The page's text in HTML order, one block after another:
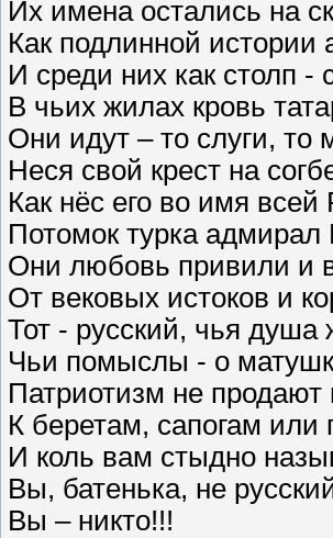
Их имена остались на
Как подлинной истории
И среди них как столп -
В чьих жилах кровь
Они идут – то слуги, то
Неся свой крест на
Как нёс его во имя всей
Потомок турка адмирал
Они любовь привили и
От вековых истоков и
Тот - русский, чья душа
Чьи помыслы - о
Патриотизм не продают
К беретам, сапогам или
И коль вам стыдно
Вы, батенька, не
Вы – никто!!!